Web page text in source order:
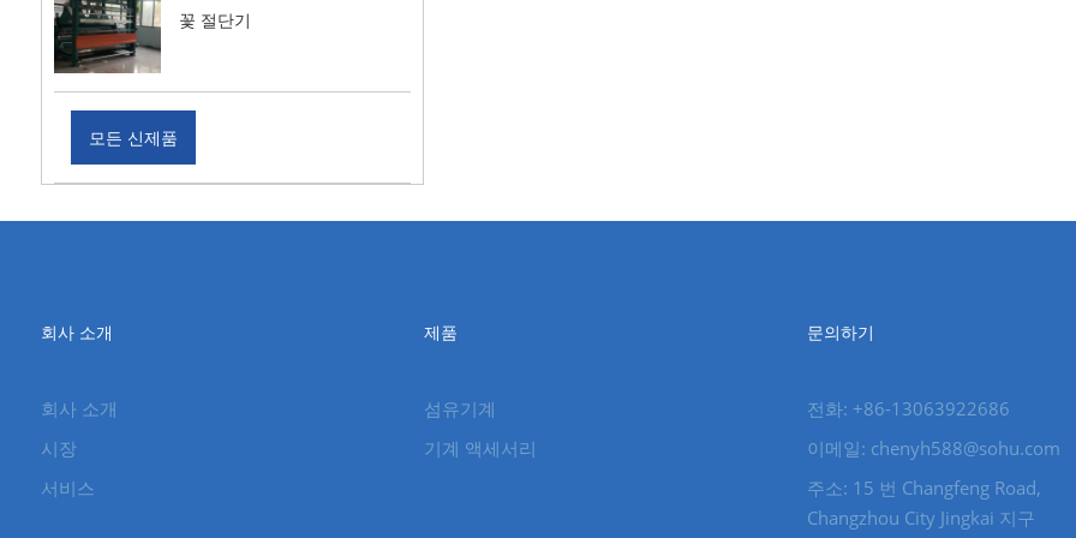
꽃 절단기
모든 신제품
회사 소개
회사 소개
시장
서비스
제품
섬유기계
기계 액세서리
문의하기
전화: +86-13063922686
이메일: chenyh588@sohu.com
주소: 15 번 Changfeng Road,
Changzhou City Jingkai 지구